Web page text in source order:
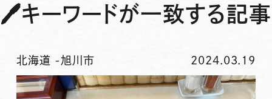
🖊キーワードが一致する記事
北海道 -旭川市 2024.03.19